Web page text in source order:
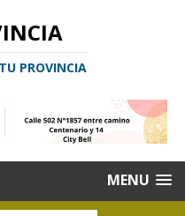
PROVINCIA
MENU